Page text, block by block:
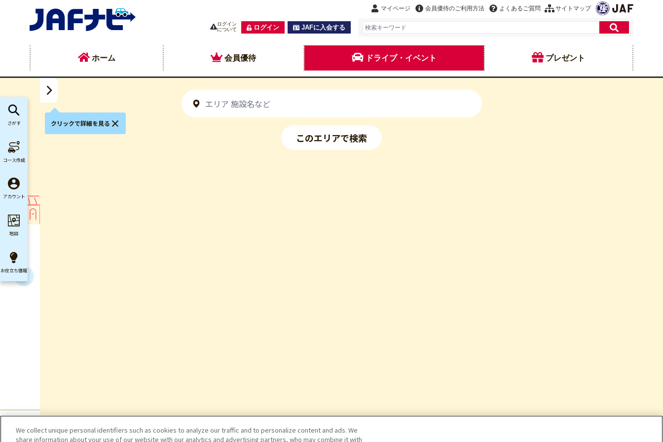
マイページ 会員優待のご利用方法 よくあるご質問 サイトマップ
ログイン
について
ログイン JAFに入会する
ホーム 会員優待 ドライブ・イベント プレゼント
このエリアで検索
クリックで詳細を見る
さがす
コース作成
アカウント
地図
お役立ち情報
We collect unique personal identifiers such as cookies to analyze our traffic and to personalize content and ads. We
share information about your use of our website with our analytics and advertising partners, who may combine it with